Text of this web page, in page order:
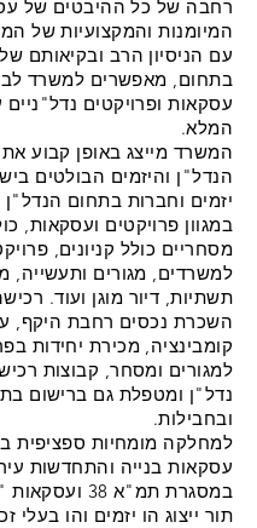
רחבה של כל ההיבטים של
המיומנות והמקצועיות של
עם הניסיון הרב ובקיאותם של
בתחום, מאפשרים למשרד
עסקאות ופרויקטים
המלא.
המשרד מייצג באופן קבוע
הנדל"ן והיזמים הבולטים
יזמים וחברות בתחום
במגוון פרויקטים ועסקאות,
מסחריים כולל קניונים,
למשרדים, מגורים ותעשייה,
תשתיות, דיור מוגן ועוד.
השכרת נכסים רחבת היקף,
קומבינציה, מכירת יחידות
למגורים ומסחר, קבוצות
נדל"ן ומטפלת גם ברישום
ובחבילות.
למחלקה מומחיות ספציפית
עסקאות בנייה והתחדשות
במסגרת תמ"א 38
תוך ייצוג הן יזמים והן בעלי